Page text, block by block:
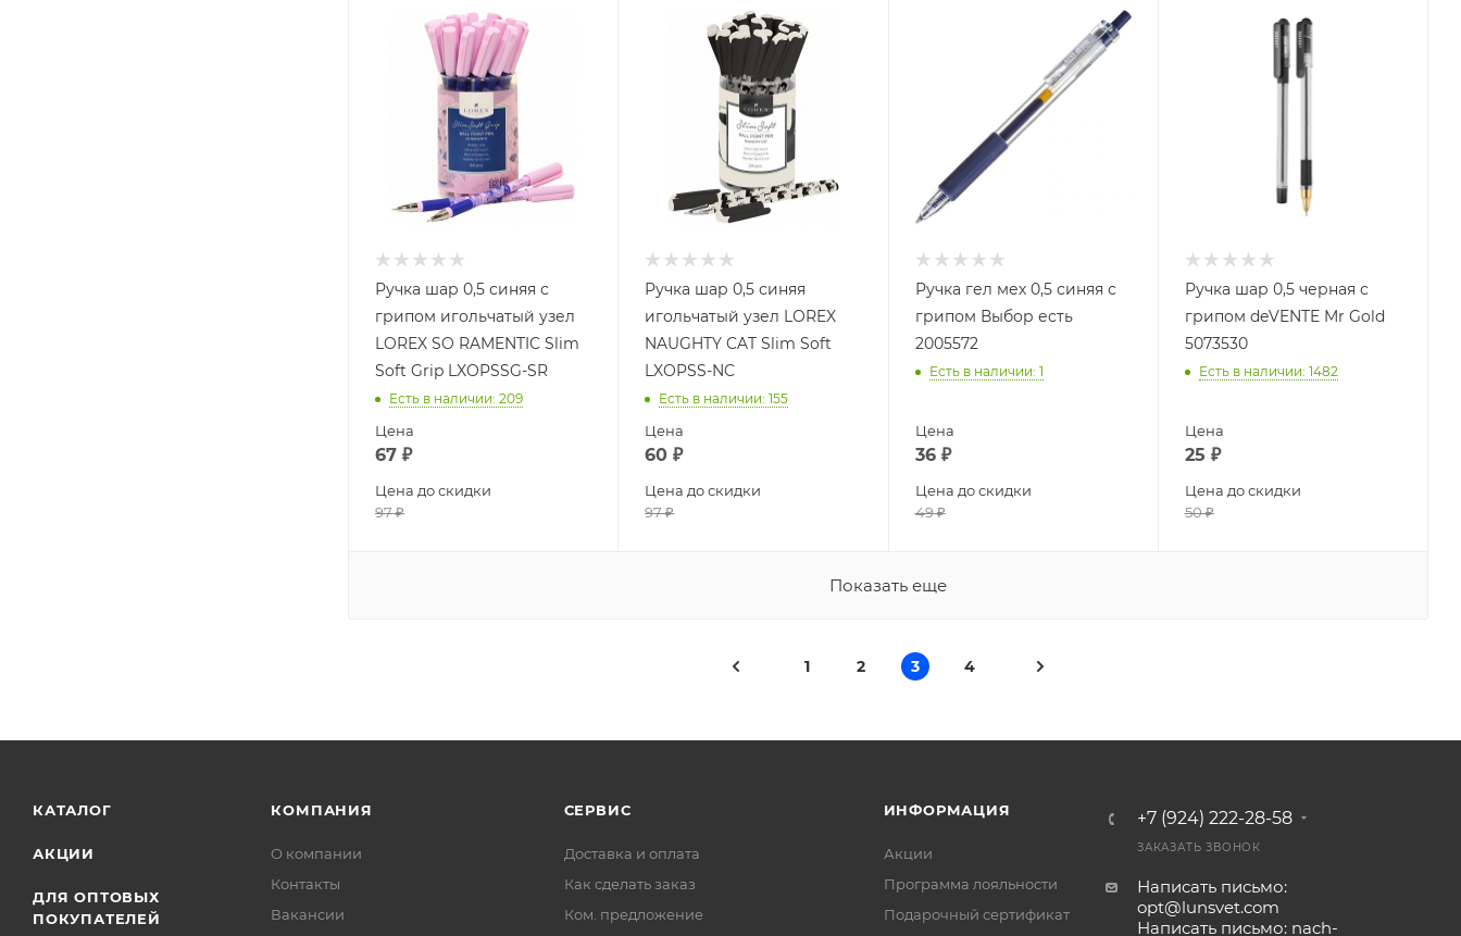
Ручка шар 0,5 синяя с
грипом игольчатый узел
LOREX SO RAMENTIC Slim
Soft Grip LXOPSSG-SR
Есть в наличии: 209
Цена
67 ₽
Цена до скидки
97₽
Ручка шар 0,5 синяя
игольчатый узел LOREX
NAUGHTY CAT Slim Soft
LXOPSS-NC
Есть в наличии: 155
Цена
60 ₽
Цена до скидки
97₽
Ручка гел мех 0,5 синяя с
грипом Выбор есть
2005572
Есть в наличии: 1
Цена
36₽
Цена до скидки
49₽
Ручка шар 0,5 черная с
грипом deVENTE Mr Gold
5073530
Есть в наличии: 1482
Цена
25 ₽
Цена до скидки
50₽
Показать еще
1 2 3 4
КАТАЛОГ
АКЦИИ
ДЛЯ ОПТОВЫХ
ПОКУПАТЕЛЕЙ
КОМПАНИЯ
О компании
Контакты
Вакансии
СЕРВИС
Доставка и оплата
Как сделать заказ
Ком. предложение
ИНФОРМАЦИЯ
Акции
Программа лояльности
Подарочный сертификат
+7 (924) 222-28-58
ЗАКАЗАТЬ ЗВОНОК
Написать письмо:
opt@lunsvet.com
Написать письмо: nach-